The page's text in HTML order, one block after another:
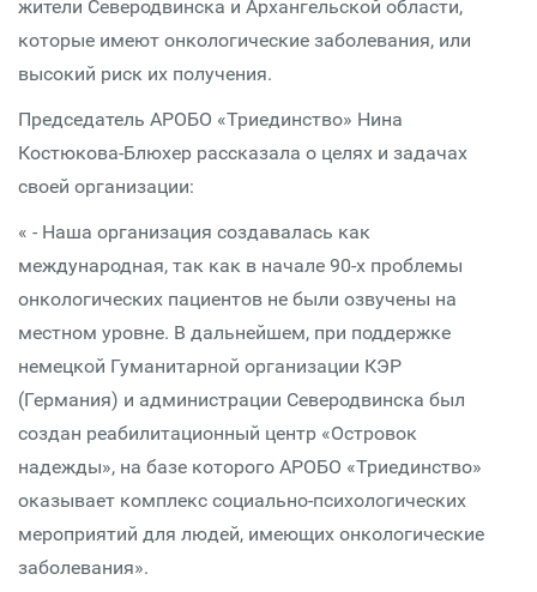
жители Северодвинска и Архангельской области,
которые имеют онкологические заболевания, или
высокий риск их получения.
Председатель АРОБО «Триединство» Нина
Костюкова-Блюхер рассказала о целях и задачах
своей организации:
« - Наша организация создавалась как
международная, так как в начале 90-х проблемы
онкологических пациентов не были озвучены на
местном уровне. В дальнейшем, при поддержке
немецкой Гуманитарной организации КЭР
(Германия) и администрации Северодвинска был
создан реабилитационный центр «Островок
надежды», на базе которого АРОБО «Триединство»
оказывает комплекс социально-психологических
мероприятий для людей, имеющих онкологические
заболевания».